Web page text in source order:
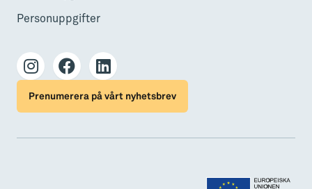
Personuppgifter
Prenumerera på vårt nyhetsbrev